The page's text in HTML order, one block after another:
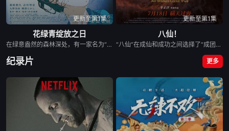
更新至第1集
花绿青绽放之日
在绿意盎然的森林深处，有一家名为“带刀烟火店”的烟花工厂，因小镇重新开发，该工厂被迫面临拆迁，带刀敬太郎已经在这里坚持了四年，代替失踪的父亲，专注于制作被称为“幻之烟花”的＜守破离＞，希望将其完成。另一边，住在东京的青梅竹马薰，因过去发生的一起事件离开了家乡，然而在拆迁最后期限的前一天，薰拜访了带刀家，两人再次相遇，并制定了一项令人震惊的计划以揭开失落烟花的秘密，而这一切的关键，竟是那美丽的蓝色颜料“花绿青”。
更新至第1集
八仙！
“八仙”在成仙和成功之间选择了“成团”，在搞钱和搞事业之间选择了“搞事情”？！吕洞宾、钟离权带队，集结何仙姑、铁拐李、韩湘子、曹国舅、蓝采和与张果老，八个身份各异的凡人因不同机缘稀里糊涂凑在了蓬莱仙境，有人临时起意有人开团秒跟，开起道观过足了“神仙”瘾！面对蓬莱百姓主打一个“有求必应”，草台班子的外壳下却暗藏着“瞒天过海”的胆识。怎料一个惊天阴谋正悄咪咪朝他们砸过来，这场啼笑皆非的奇幻之旅，最终会走向何处呢？ 影片以家喻户晓的传统民间故事“八仙过海”为灵感进行创作。
纪录片 更多